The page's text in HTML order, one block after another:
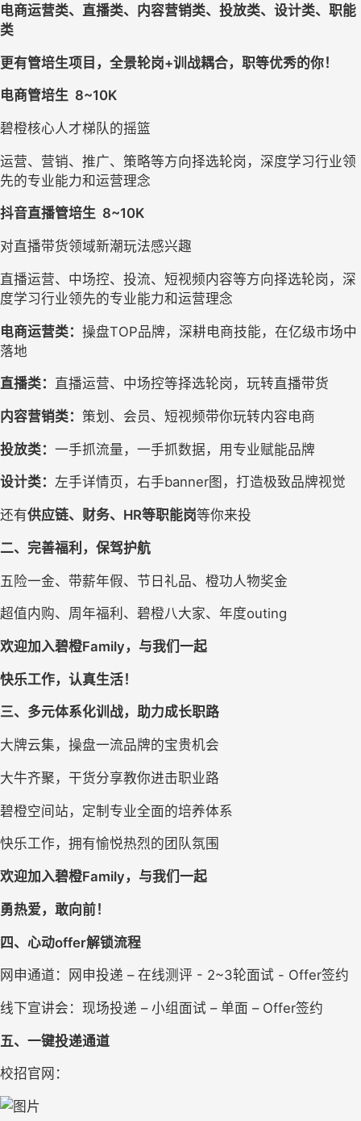
电商运营类、直播类、内容营销类、投放类、设计类、职能
类
更有管培生项目 ，全景轮岗+训战耦合，职等优秀的你！
电商管培生  8~10K
碧橙核心人才梯队的摇篮
运营、营销、推广、策略等方向择选轮岗，深度学习行业领
先的专业能力和运营理念
抖音直播管培生  8~10K
对直播带货领域新潮玩法感兴趣
直播运营、中场控、投流、短视频内容等方向择选轮岗，深
度学习行业领先的专业能力和运营理念
电商运营类： 操盘TOP品牌，深耕电商技能，在亿级市场中
落地
直播类： 直播运营、中场控等择选轮岗，玩转直播带货
内容营销类： 策划、会员、短视频带你玩转内容电商
投放类： 一手抓流量，一手抓数据，用专业赋能品牌
设计类： 左手详情页，右手banner图，打造极致品牌视觉
还有供应链、财务、HR等职能岗等你来投
二、 完善福利 ，保驾护航
五险一金、带薪年假、节日礼品、橙功人物奖金
超值内购、周年福利、碧橙八大家、年度outing
欢迎加入碧橙Family，与我们一起
快乐工作，认真生活！
三、 多元体系化训战，助力成长职路
大牌云集，操盘一流品牌的宝贵机会
大牛齐聚，干货分享教你进击职业路
碧橙空间站，定制专业全面的培养体系
快乐工作，拥有愉悦热烈的团队氛围
欢迎加入碧橙Family，与我们一起
勇热爱，敢向前！
四、 心动offer解锁流程
网申通道：网申投递 – 在线测评 - 2~3轮面试 - Offer签约
线下宣讲会：现场投递 – 小组面试 – 单面 – Offer签约
五、 一键投递通道
校招官网：